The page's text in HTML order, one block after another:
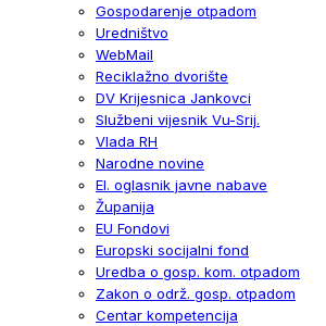
Gospodarenje otpadom
Uredništvo
WebMail
Reciklažno dvorište
DV Krijesnica Jankovci
Službeni vijesnik Vu-Srij.
Vlada RH
Narodne novine
El. oglasnik javne nabave
Županija
EU Fondovi
Europski socijalni fond
Uredba o gosp. kom. otpadom
Zakon o održ. gosp. otpadom
Centar kompetencija